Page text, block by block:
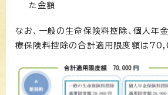
た金額
なお、一般の生命保険料控除、個人年
療保険料控除の合計適用限度額は